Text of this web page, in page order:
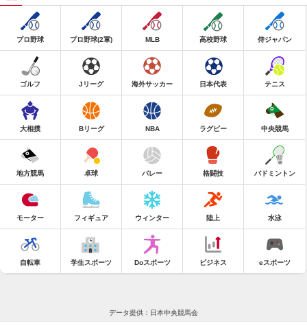
プロ野球 プロ野球(2軍) MLB 高校野球 侍ジャパン
ゴルフ Jリーグ 海外サッカー 日本代表 テニス
大相撲 Bリーグ NBA ラグビー 中央競馬
地方競馬 卓球 バレー 格闘技 バドミントン
モーター フィギュア ウィンター 陸上 水泳
自転車 学生スポーツ Doスポーツ ビジネス eスポーツ
データ提供：日本中央競馬会